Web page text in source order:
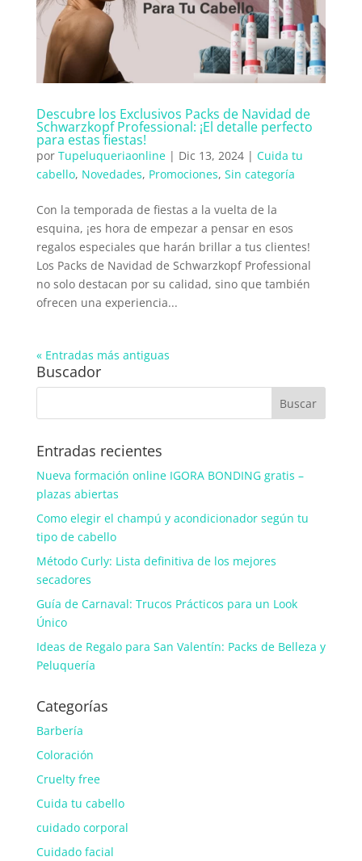
Descubre los Exclusivos Packs de Navidad de
Schwarzkopf Professional: ¡El detalle perfecto
para estas fiestas!
por Tupeluqueriaonline| Dic 13, 2024| Cuida tu
cabello, Novedades, Promociones, Sin categoría
Con la temporada de fiestas a la vuelta de la
esquina, ¡es hora de empezar a pensar en esos
regalos especiales que harán brillar a tus clientes!
Los Packs de Navidad de Schwarzkopf Professional
no solo destacan por su calidad, sino que también
ofrecen una experiencia...
« Entradas más antiguas
Buscador
Entradas recientes
Nueva formación online IGORA BONDING gratis –
plazas abiertas
Como elegir el champú y acondicionador según tu
tipo de cabello
Método Curly: Lista definitiva de los mejores
secadores
Guía de Carnaval: Trucos Prácticos para un Look
Único
Ideas de Regalo para San Valentín: Packs de Belleza y
Peluquería
Categorías
Barbería
Coloración
Cruelty free
Cuida tu cabello
cuidado corporal
Cuidado facial